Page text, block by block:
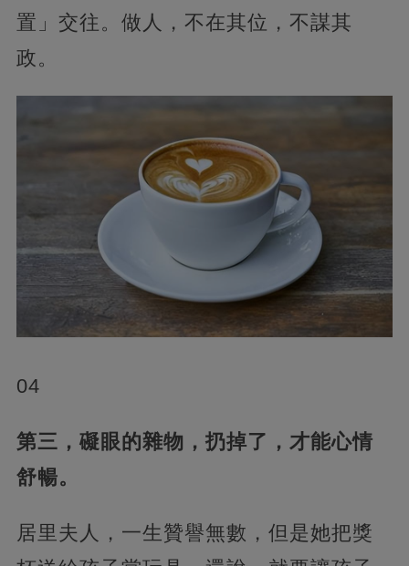
置」交往。做人，不在其位，不謀其
政。
04
第三，礙眼的雜物，扔掉了，才能心情
舒暢。
居里夫人，一生贊譽無數，但是她把獎